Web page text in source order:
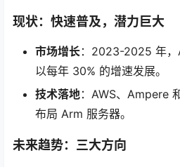
现状：快速普及，潜力巨大
市场增长：2023-2025 年
以每年 30% 的增速发展。
技术落地：AWS、Ampere
布局 Arm 服务器。
未来趋势：三大方向